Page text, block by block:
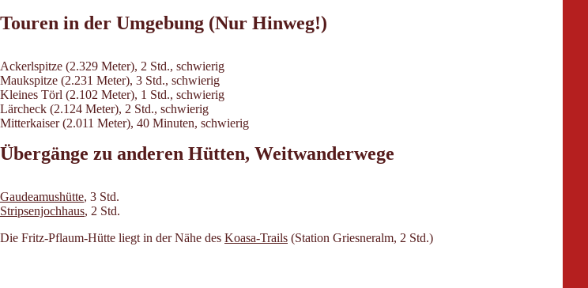
Touren in der Umgebung (Nur Hinweg!)
Ackerlspitze (2.329 Meter), 2 Std., schwierig
Maukspitze (2.231 Meter), 3 Std., schwierig
Kleines Törl (2.102 Meter), 1 Std., schwierig
Lärcheck (2.124 Meter), 2 Std., schwierig
Mitterkaiser (2.011 Meter), 40 Minuten, schwierig
Übergänge zu anderen Hütten, Weitwanderwege
Gaudeamushütte, 3 Std.
Stripsenjochhaus, 2 Std.
Die Fritz-Pflaum-Hütte liegt in der Nähe des Koasa-Trails (Station Griesneralm, 2 Std.)